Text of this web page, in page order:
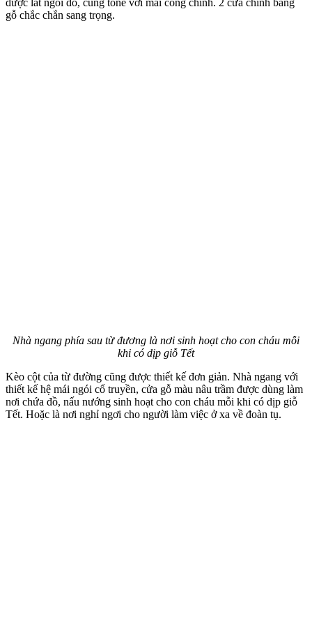
được lát ngói đỏ, cùng tone với mái cổng chính. 2 cửa chính bằng
gỗ chắc chắn sang trọng.
Nhà ngang phía sau từ đương là nơi sinh hoạt cho con cháu mỗi
khi có dịp giỗ Tết
Kèo cột của từ đường cũng được thiết kế đơn giản. Nhà ngang với
thiết kế hệ mái ngói cổ truyền, cửa gỗ màu nâu trầm được dùng làm
nơi chứa đồ, nấu nướng sinh hoạt cho con cháu mỗi khi có dịp giỗ
Tết. Hoặc là nơi nghỉ ngơi cho người làm việc ở xa về đoàn tụ.